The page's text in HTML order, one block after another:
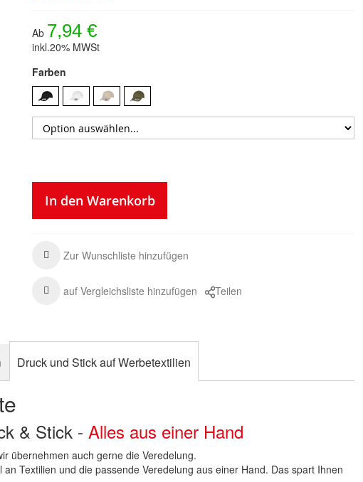
Ab 7,94 €
inkl.20% MWSt
Farben
In den Warenkorb
Zur Wunschliste hinzufügen
auf Vergleichsliste hinzufügen Teilen
Druck und Stick auf Werbetextilien
& Stick -Alles aus einer Hand
übernehmen auch gerne die Veredelung.
Textilien und die passende Veredelung aus einer Hand. Das spart Ihnen